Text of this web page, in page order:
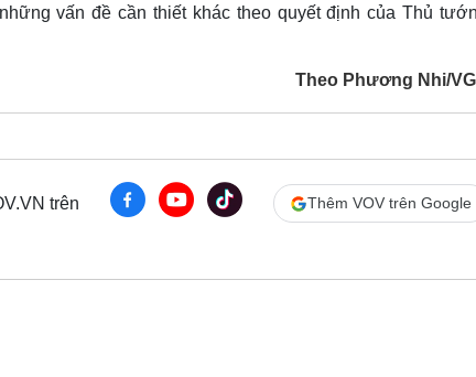
vấn đề cần thiết khác theo quyết định của Thủ
Theo Phương Nhi/
trên Thêm VOV trên Google